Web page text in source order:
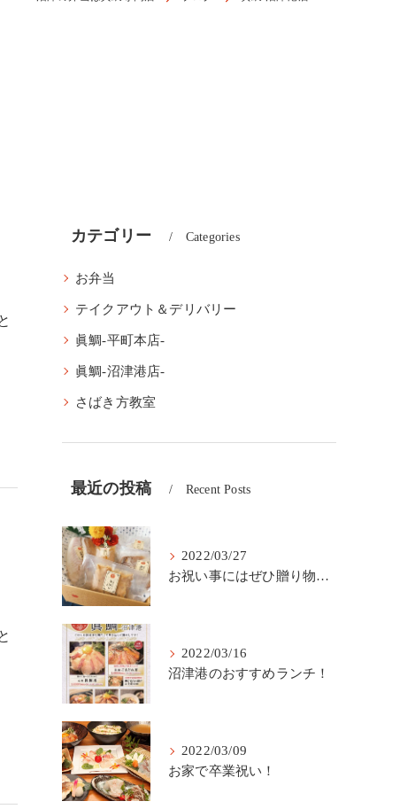
カテゴリー Categories
お弁当
テイクアウト＆デリバリー
眞鯛-平町本店-
眞鯛-沼津港店-
さばき方教室
最近の投稿 Recent Posts
2022/03/27
お祝い事にはぜひ贈り物に沼津産のマダイを。
2022/03/16
沼津港のおすすめランチ！
2022/03/09
お家で卒業祝い！